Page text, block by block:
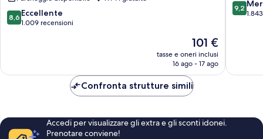
VI
8.6
su
8,6 Eccellente
1.009 recensioni
Il
prezzo
attuale
101 €
101 €
tasse e oneri inclusi
16 ago - 17 ago
9.2
su
9,2
Confronta strutture simili
Accedi per visualizzare gli extra e gli sconti idonei.
Prenotare conviene!